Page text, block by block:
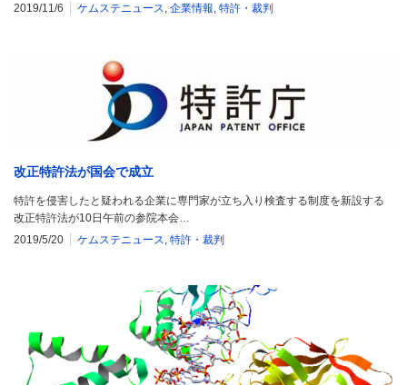
2019/11/6
ケムステニュース 企業情報 特許・裁判
改正特許法が国会で成立
特許を侵害したと疑われる企業に専門家が立ち入り検査する制度を新設する
改正特許法が10日午前の参院本会…
2019/5/20
ケムステニュース, 特許・裁判